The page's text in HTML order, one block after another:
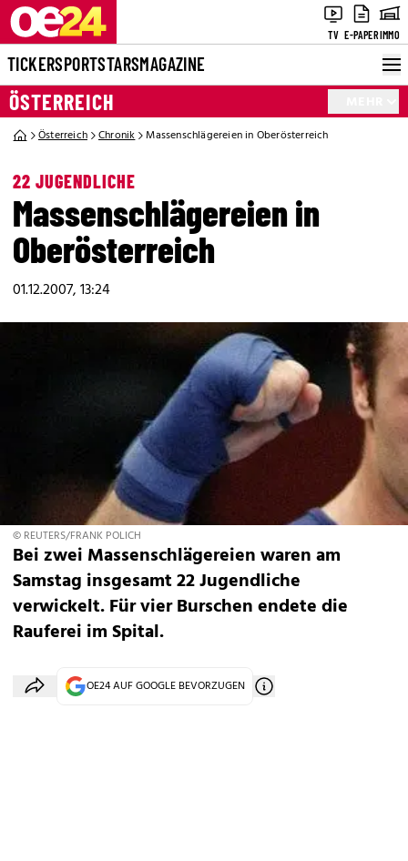
TV E-PAPERIMMO
TICKERSPORTSTARSMAGAZINE
ÖSTERREICH
Österreich Chronik Massenschlägereien in Oberösterreich
22 JUGENDLICHE
Massenschlägereien in
Oberösterreich
01.12.2007, 13:24
© REUTERS/FRANK POLICH
Bei zwei Massenschlägereien waren am
Samstag insgesamt 22 Jugendliche
verwickelt. Für vier Burschen endete die
Rauferei im Spital.
OE24 AUF GOOGLE BEVORZUGEN